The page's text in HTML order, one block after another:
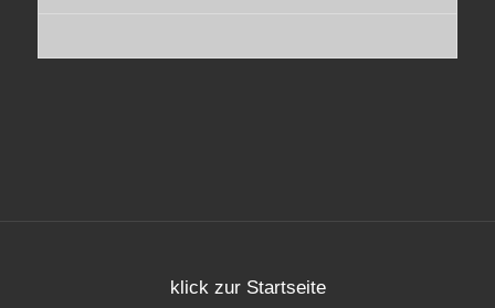
klick zur Startseite